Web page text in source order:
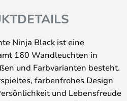
Ninja Black ist eine
160 Wandleuchten in
und Farbvarianten besteht.
farbenfrohes Design
und Lebensfreude